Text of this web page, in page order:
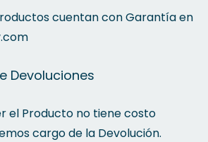
cuentan con Garantía en
Devoluciones
el Producto no tiene costo
cargo de la Devolución.